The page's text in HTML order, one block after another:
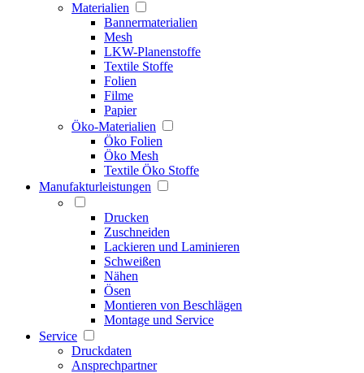
Materialien
Bannermaterialien
Mesh
LKW-Planenstoffe
Textile Stoffe
Folien
Filme
Papier
Öko-Materialien
Öko Folien
Öko Mesh
Textile Öko Stoffe
Manufakturleistungen
Drucken
Zuschneiden
Lackieren und Laminieren
Schweißen
Nähen
Ösen
Montieren von Beschlägen
Montage und Service
Service
Druckdaten
Ansprechpartner